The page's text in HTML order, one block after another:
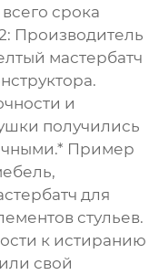
срока
Производитель
мастербатч
и
получились
Пример
для
стульев.
к истиранию
свой